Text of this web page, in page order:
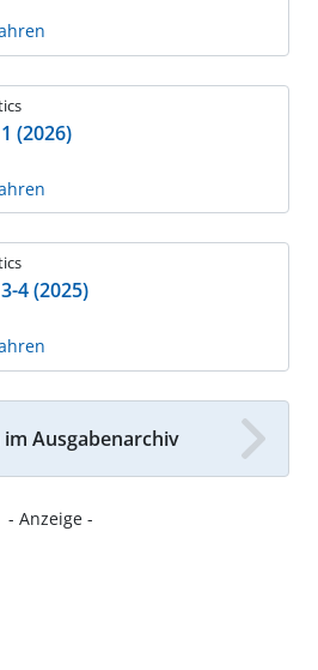
(2026)
4 (2025)
Ausgabenarchiv
- Anzeige -